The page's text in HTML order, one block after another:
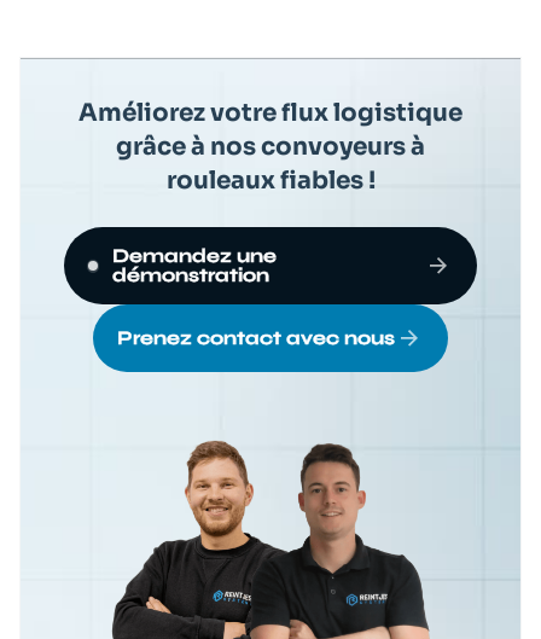
Améliorez votre flux logistique
grâce à nos convoyeurs à
rouleaux fiables !
Demandez une
démonstration
Prenez contact avec nous